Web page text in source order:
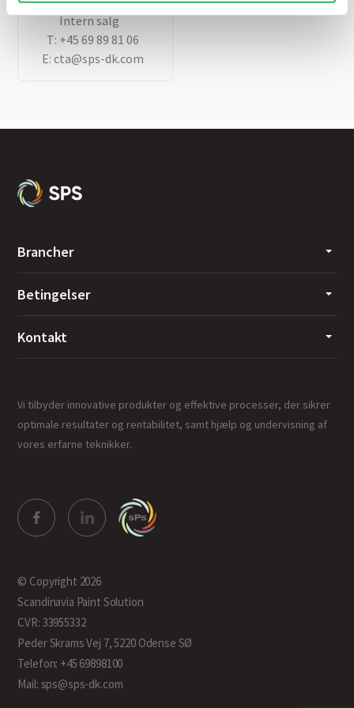
Intern salg
T: +45 69 89 81 06
E: cta@sps-dk.com
Brancher
Betingelser
Kontakt
Vi tilbyder innovative produkter og effektive processer, der sikrer
optimale resultater og rentabilitet, samt hjælp og undervisning af
vores erfarne teknikker.
© Copyright 2026
Scandinavia Paint Solution
CVR: 33955332
Peder Skrams Vej 7, 5220 Odense SØ
Telefon: +45 69898100
Mail: sps@sps-dk.com